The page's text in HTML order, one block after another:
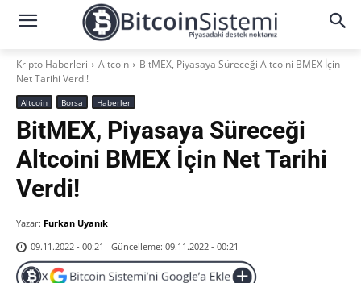
Kripto Haberleri Altcoin
BitMEX, Piyasaya Süreceği Altcoini BMEX İçin
Net Tarihi Verdi!
Altcoin Borsa Haberler
BitMEX, Piyasaya Süreceği
Altcoini BMEX İçin Net Tarihi
Verdi!
Yazar: Furkan Uyanık
09.11.2022 - 00:21
Güncelleme: 09.11.2022 - 00:21